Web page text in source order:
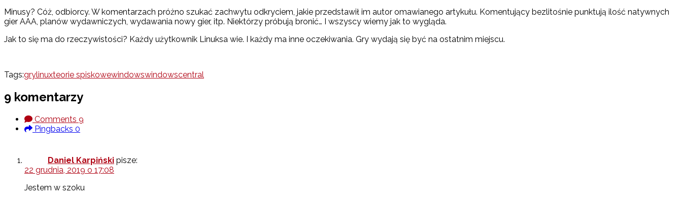
Minusy? Cóż, odbiorcy. W komentarzach próżno szukać zachwytu odkryciem, jakie przedstawił im autor omawianego artykułu. Komentujący bezlitośnie punktują ilość natywnych
gier AAA, planów wydawniczych, wydawania nowy gier, itp. Niektórzy próbują bronić… I wszyscy wiemy jak to wygląda.
Jak to się ma do rzeczywistości? Każdy użytkownik Linuksa wie. I każdy ma inne oczekiwania. Gry wydają się być na ostatnim miejscu.
Tags:grylinuxteorie spiskowewindowswindowscentral
9 komentarzy
Comments 9
Pingbacks 0
Daniel Karpiński pisze:
22 grudnia, 2019 o 17:08
Jestem w szoku